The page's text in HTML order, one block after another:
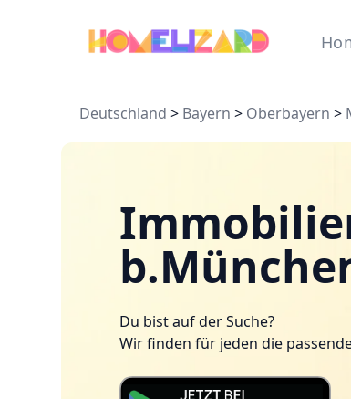
Deutschland > Bayern > Oberbayern >
Du bist auf der Suche?
Wir finden für jeden die